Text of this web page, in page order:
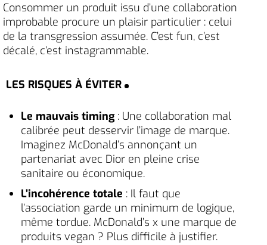
Consommer un produit issu d’une collaboration
improbable procure un plaisir particulier : celui
de la transgression assumée. C’est fun, c’est
décalé, c’est instagrammable.
LES RISQUES À ÉVITER
Le mauvais timing: Une collaboration mal
calibrée peut desservir l’image de marque.
Imaginez McDonald’s annonçant un
partenariat avec Dior en pleine crise
sanitaire ou économique.
L’incohérence totale : Il faut que
l’association garde un minimum de logique,
même tordue. McDonald’s x une marque de
produits vegan ? Plus difficile à justifier.